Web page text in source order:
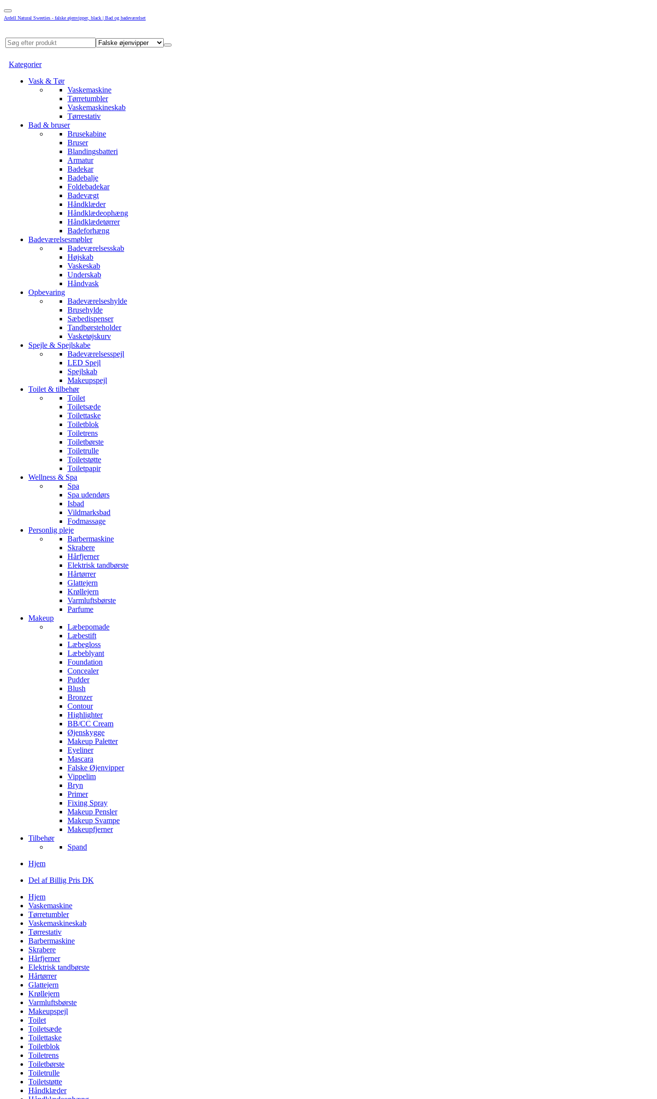
Ardell Natural Sweeties - falske øjenvipper, black | Bad og badeværelset
Kategorier
Vask & Tør
Vaskemaskine
Tørretumbler
Vaskemaskineskab
Tørrestativ
Bad & bruser
Brusekabine
Bruser
Blandingsbatteri
Armatur
Badekar
Badebalje
Foldebadekar
Badevægt
Håndklæder
Håndklædeophæng
Håndklædetørrer
Badeforhæng
Badeværelsesmøbler
Badeværelsesskab
Højskab
Vaskeskab
Underskab
Håndvask
Opbevaring
Badeværelseshylde
Brusehylde
Sæbedispenser
Tandbørsteholder
Vasketøjskurv
Spejle & Spejlskabe
Badeværelsesspejl
LED Spejl
Spejlskab
Makeupspejl
Toilet & tilbehør
Toilet
Toiletsæde
Toilettaske
Toiletblok
Toiletrens
Toiletbørste
Toiletrulle
Toiletstøtte
Toiletpapir
Wellness & Spa
Spa
Spa udendørs
Isbad
Vildmarksbad
Fodmassage
Personlig pleje
Barbermaskine
Skrabere
Hårfjerner
Elektrisk tandbørste
Hårtørrer
Glattejern
Krøllejern
Varmluftsbørste
Parfume
Makeup
Læbepomade
Læbestift
Læbegloss
Læbeblyant
Foundation
Concealer
Pudder
Blush
Bronzer
Contour
Highlighter
BB/CC Cream
Øjenskygge
Makeup Paletter
Eyeliner
Mascara
Falske Øjenvipper
Vippelim
Bryn
Primer
Fixing Spray
Makeup Pensler
Makeup Svampe
Makeupfjerner
Tilbehør
Spand
Hjem
Del af Billig Pris DK
Hjem
Vaskemaskine
Tørretumbler
Vaskemaskineskab
Tørrestativ
Barbermaskine
Skrabere
Hårfjerner
Elektrisk tandbørste
Hårtørrer
Glattejern
Krøllejern
Varmluftsbørste
Makeupspejl
Toilet
Toiletsæde
Toilettaske
Toiletblok
Toiletrens
Toiletbørste
Toiletrulle
Toiletstøtte
Håndklæder